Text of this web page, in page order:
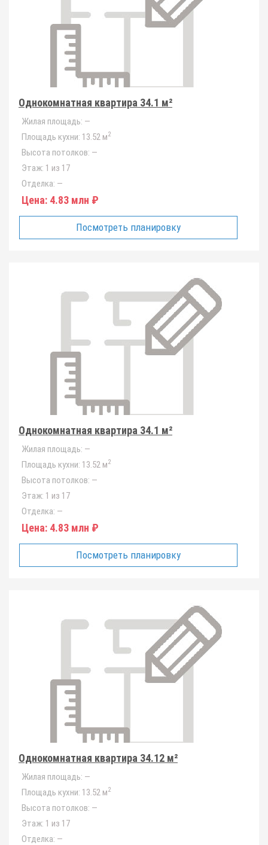
Однокомнатная квартира 34.1 м²
Жилая площадь: —
Площадь кухни: 13.52 м2
Высота потолков: —
Этаж: 1 из 17
Отделка: —
Цена: 4.83 млн ₽
Посмотреть планировку
Однокомнатная квартира 34.1 м²
Жилая площадь: —
Площадь кухни: 13.52 м2
Высота потолков: —
Этаж: 1 из 17
Отделка: —
Цена: 4.83 млн ₽
Посмотреть планировку
Однокомнатная квартира 34.12 м²
Жилая площадь: —
Площадь кухни: 13.52 м2
Высота потолков: —
Этаж: 1 из 17
Отделка: —